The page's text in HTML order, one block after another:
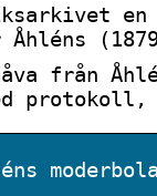
från
protokoll,